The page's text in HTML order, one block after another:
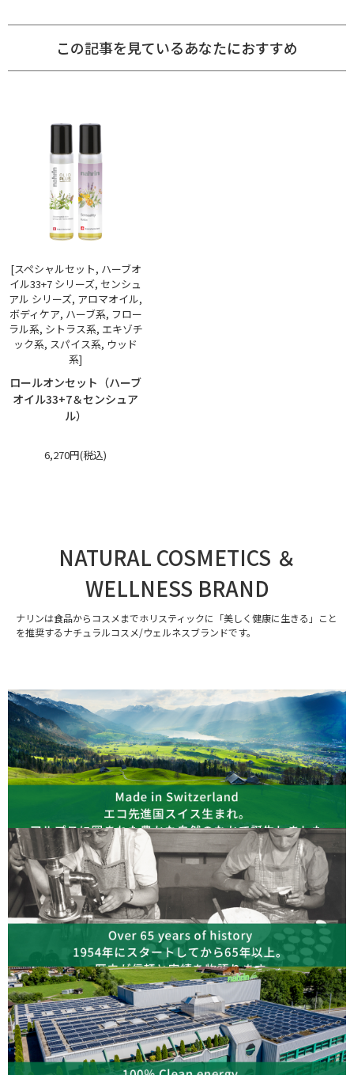
この記事を見ているあなたにおすすめ
[スペシャルセット, ハーブオ
イル33+7 シリーズ, センシュ
アル シリーズ, アロマオイル,
ボディケア, ハーブ系, フロー
ラル系, シトラス系, エキゾチ
ック系, スパイス系, ウッド
系]
ロールオンセット（ハーブ
オイル33+7＆センシュア
ル）
6,270円(税込)
NATURAL COSMETICS ＆
WELLNESS BRAND
ナリンは食品からコスメまでホリスティックに「美しく健康に生きる」こと
を推奨するナチュラルコスメ/ウェルネスブランドです。